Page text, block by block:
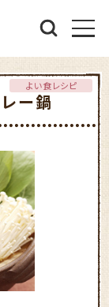
ー鍋
よい食レシピ